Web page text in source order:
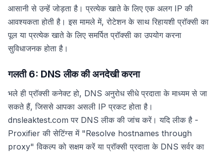
आसानी से उन्हें जोड़ता है। प्रत्येक खाते के लिए एक अलग IP की
आवश्यकता होती है। इस मामले में, रोटेशन के साथ रिहायशी प्रॉक्सी का
पूल या प्रत्येक खाते के लिए समर्पित प्रॉक्सी का उपयोग करना
सुविधाजनक होता है।
गलती 6: DNS लीक की अनदेखी करना
भले ही प्रॉक्सी कनेक्ट हो, DNS अनुरोध सीधे प्रदाता के माध्यम से जा
सकते हैं, जिससे आपका असली IP प्रकट होता है।
dnsleaktest.com पर DNS लीक की जांच करें। यदि लीक है -
Proxifier की सेटिंग्स में "Resolve hostnames through
proxy" विकल्प को सक्षम करें या प्रॉक्सी प्रदाता के DNS सर्वर का